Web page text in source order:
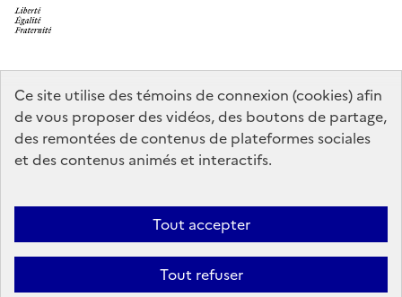
Ce site utilise des témoins de connexion (cookies) afin
de vous proposer des vidéos, des boutons de partage,
des remontées de contenus de plateformes sociales
et des contenus animés et interactifs.
Tout accepter
Tout refuser
data.gouv.fr legifrance.gouv.fr
info.gouv.fr
service-public.gouv.fr
Mentions légales Accessibilité : partiellement conforme
Politique
d’utilisation des témoins de connexion (cookies)
Plan du site